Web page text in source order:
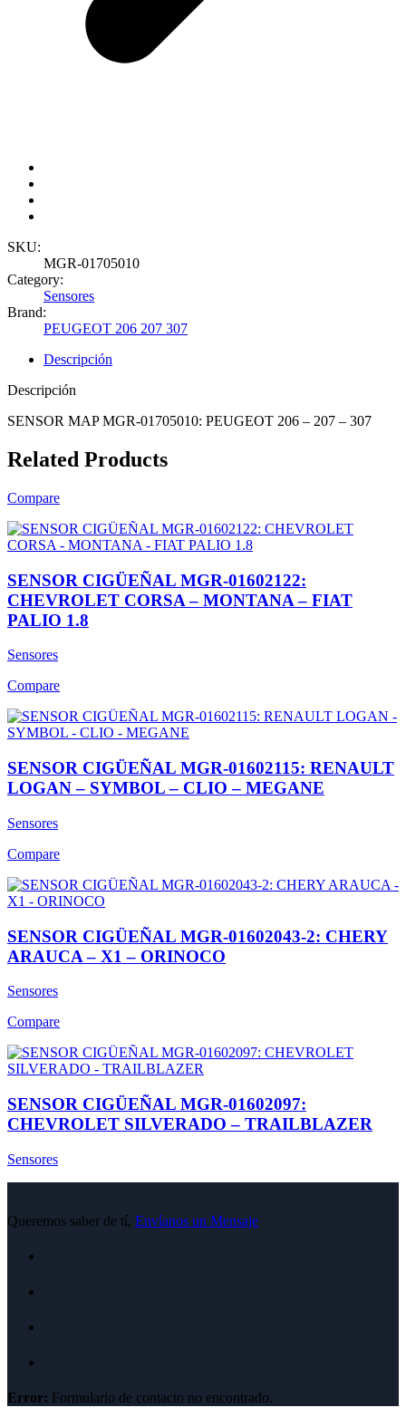
SKU:
MGR-01705010
Category:
Sensores
Brand:
PEUGEOT 206 207 307
Descripción
Descripción
SENSOR MAP MGR-01705010: PEUGEOT 206 – 207 – 307
Related Products
Compare
SENSOR CIGÜEÑAL MGR-01602122:
CHEVROLET CORSA – MONTANA – FIAT
PALIO 1.8
Sensores
Compare
SENSOR CIGÜEÑAL MGR-01602115: RENAULT
LOGAN – SYMBOL – CLIO – MEGANE
Sensores
Compare
SENSOR CIGÜEÑAL MGR-01602043-2: CHERY
ARAUCA – X1 – ORINOCO
Sensores
Compare
SENSOR CIGÜEÑAL MGR-01602097:
CHEVROLET SILVERADO – TRAILBLAZER
Sensores
Queremos saber de tí, Envíanos un Mensaje
Error: Formulario de contacto no encontrado.